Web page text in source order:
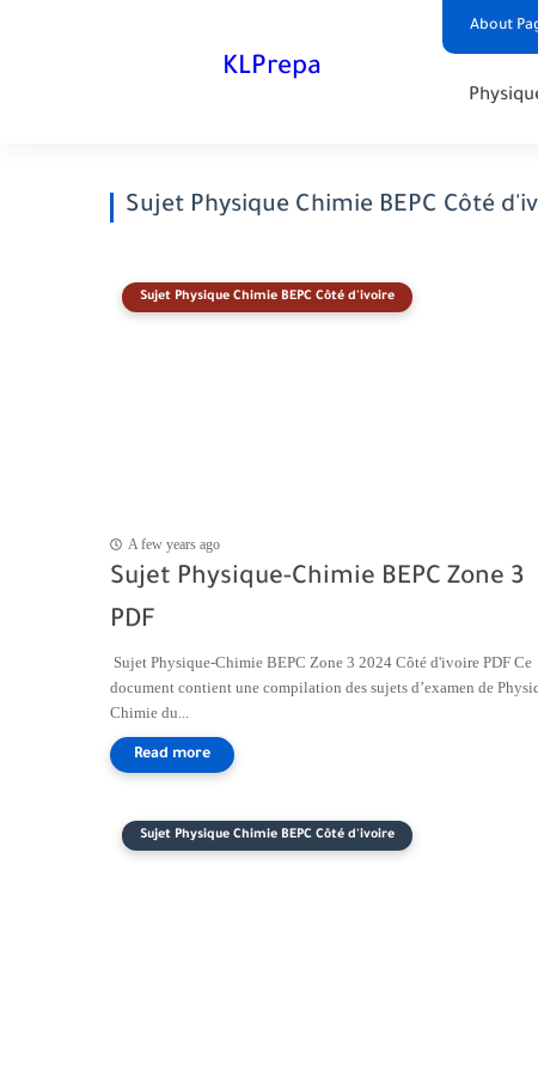
About
KLPrepa
Sujet Physique Chimie BEPC Côté
Sujet Physique Chimie BEPC Côté d'ivoire
A few years ago
Sujet Physique-Chimie BEPC Zone 3
PDF
Sujet Physique-Chimie BEPC Zone 3 2024 Côté d'ivoire PDF Ce
document contient une compilation des sujets d’examen de
Chimie du...
Sujet Physique Chimie BEPC Côté d'ivoire